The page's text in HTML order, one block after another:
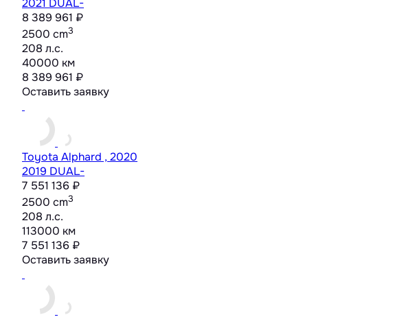
8 389 961 ₽
2500 cm3
208 л.с.
40000 км
8 389 961 ₽
Оставить заявку
Toyota Alphard , 2020
2019 DUAL-
7 551 136 ₽
2500 cm3
208 л.с.
113000 км
7 551 136 ₽
Оставить заявку